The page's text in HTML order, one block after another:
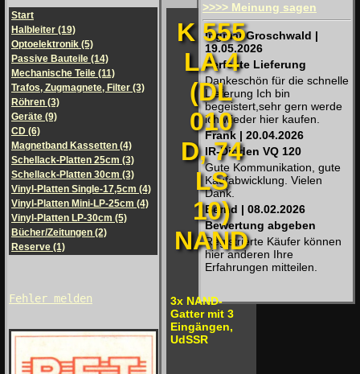
Start
Halbleiter (19)
Optoelektronik (5)
Passive Bauteile (14)
Mechanische Teile (11)
Trafos, Zugmagnete, Filter (3)
Röhren (3)
Geräte (9)
CD (6)
Magnetband Kassetten (4)
Schellack-Platten 25cm (3)
Schellack-Platten 30cm (3)
Vinyl-Platten Single-17,5cm (4)
Vinyl-Platten Mini-LP-25cm (4)
Vinyl-Platten LP-30cm (5)
Bücher/Zeitungen (2)
Reserve (1)
Fehler melden
>>>> Meinung sagen
Ingmar Groschwald |
19.05.2026
Perfekte Lieferung
Dankeschön für die schnelle
Lieferung Ich bin
begeistert,sehr gern werde
ich wieder hier kaufen.
Frank | 20.04.2026
IR-Dioden VQ 120
Gute Kommunikation, gute
Kaufabwicklung. Vielen
Dank.
Bernd | 08.02.2026
Bewertung abgeben
Registrierte Käufer können
hier anderen Ihre
Erfahrungen mitteilen.
K 555
LA 4
(DL
010
D, 74
LS
10)
NAND
3x NAND-
Gatter mit 3
Eingängen,
UdSSR